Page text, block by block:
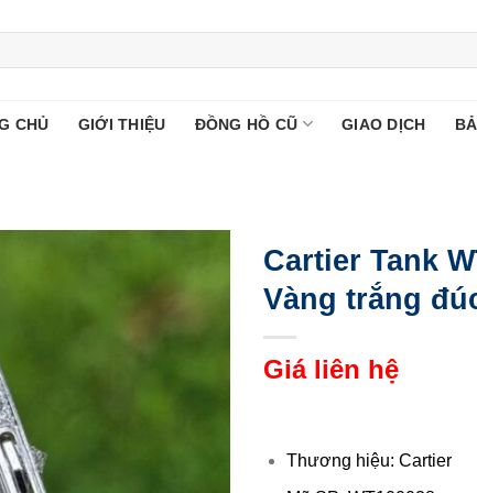
CHỦ GIỚI THIỆU ĐỒNG HỒ CŨ GIAO DỊCH
Cartier Tank
Vàng trắng
Giá liên hệ
Thương hiệu: Cartier